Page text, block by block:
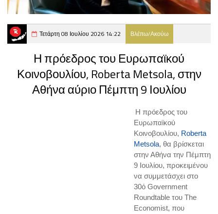
Τετάρτη 08 Ιουλίου 2026 14:22 Βλέπω/Ακούω
Η πρόεδρος του Ευρωπαϊκού
Κοινοβουλίου, Roberta Metsola, στην
Αθήνα αύριο Πέμπτη 9 Ιουλίου
Η πρόεδρος του
Ευρωπαϊκού
Κοινοβουλίου, Roberta
Metsola, θα βρίσκεται
στην Αθήνα την Πέμπτη
9 Ιουλίου, προκειμένου
να συμμετάσχει στο
30ό Government
Roundtable του The
Economist, που